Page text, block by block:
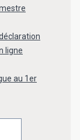
ligne
au 1er